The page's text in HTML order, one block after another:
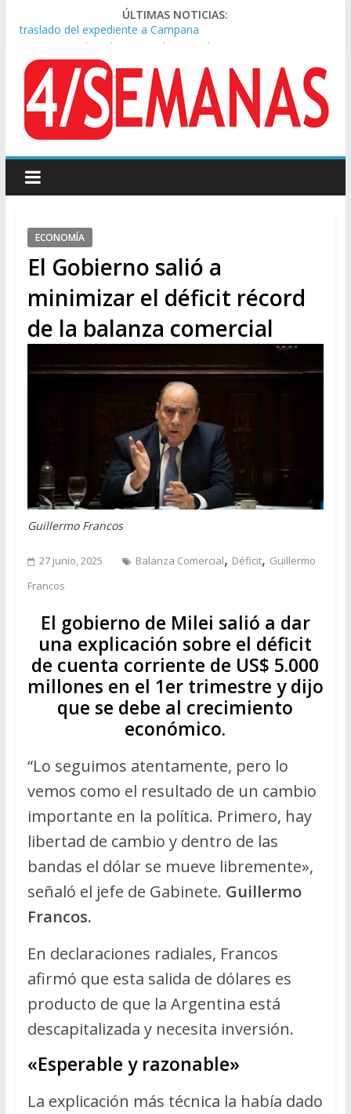
ÚLTIMAS NOTICIAS:
A pocas cuadras de La Bombonera chocaron un tren y un
Día de San Cayetano: masiva marcha a Plaza de Mayo de
sindicatos y organizaciones sociales
Pesar por la muerte de Leandro Rud, histórico representante
y conductor de TV
Tras la aprobación de la ley de propiedad privada, Bullrich
apuntó: “Vino un poco endiablada”
Causa AFA: el juez Amarante calificó de “ficción judicial” el
traslado del expediente a Campana
ECONOMÍA
El Gobierno salió a
minimizar el déficit récord
de la balanza comercial
Guillermo Francos
27 junio, 2025 Balanza Comercial, Déficit, Guillermo
Francos
El gobierno de Milei salió a dar
una explicación sobre el déficit
de cuenta corriente de US$ 5.000
millones en el 1er trimestre y dijo
que se debe al crecimiento
económico.
“Lo seguimos atentamente, pero lo
vemos como el resultado de un cambio
importante en la política. Primero, hay
libertad de cambio y dentro de las
bandas el dólar se mueve libremente»,
señaló el jefe de Gabinete. Guillermo
Francos.
En declaraciones radiales, Francos
afirmó que esta salida de dólares es
producto de que la Argentina está
descapitalizada y necesita inversión.
«Esperable y razonable»
La explicación más técnica la había dado